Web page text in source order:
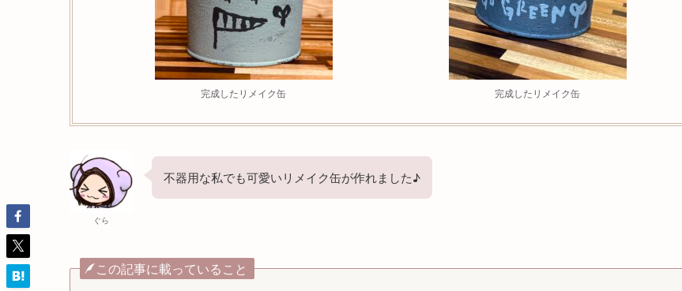
完成したリメイク缶 完成したリメイク缶
ぐら
不器用な私でも可愛いリメイク缶が作れました♪
この記事に載っていること